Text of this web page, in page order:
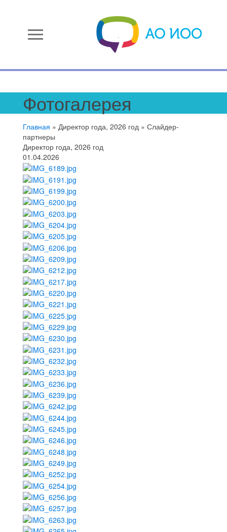
menu
Фотогалерея
Главная » Директор года, 2026 год » Слайдер-
партнеры
Директор года, 2026 год
01.04.2026